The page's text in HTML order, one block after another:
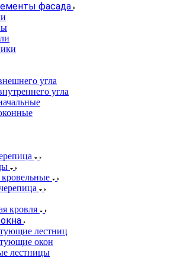
фасада
угла
угла
кровля
лестниц
окон
лестницы